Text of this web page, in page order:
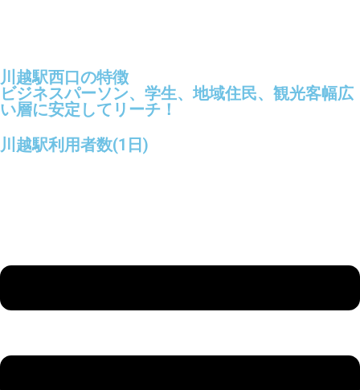
川越駅西口の特徴
ビジネスパーソン、学生、地域住民、観光客幅広
い層に安定してリーチ！
川越駅利用者数(1日)